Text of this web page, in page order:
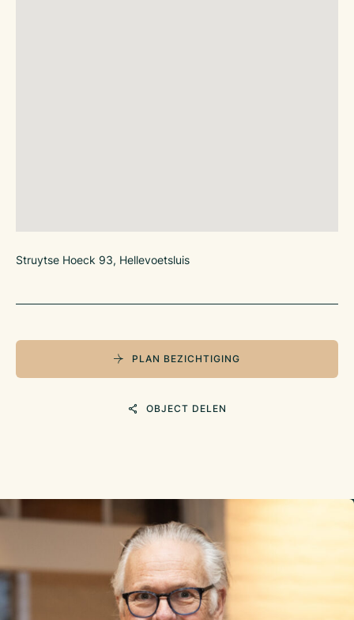
Struytse Hoeck 93, Hellevoetsluis
PLAN BEZICHTIGING
OBJECT DELEN